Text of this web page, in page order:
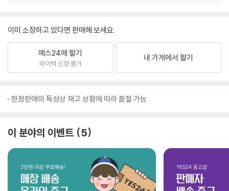
이미 소장하고 있다면 판매해 보세요.
예스24에 팔기
바이백 신청 불가
내 가게에서 팔기
한정판매의 특성상 재고 상황에 따라 품절 가능
이 분야의 이벤트 5